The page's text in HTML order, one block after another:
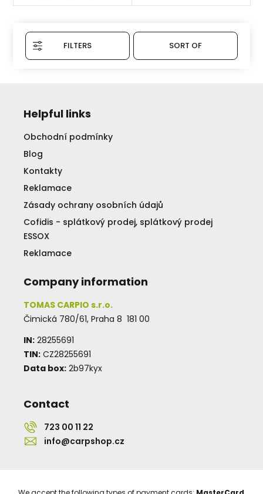
FILTERS SORT OF
Helpful links
Obchodní podmínky
Blog
Kontakty
Reklamace
Zásady ochrany osobních údajů
Cofidis - splátkový prodej, splátkový prodej
ESSOX
Reklamace
Company information
TOMAS CARPIO s.r.o.
Čimická 780/61, Praha 8 181 00
IN: 28255691
TIN: CZ28255691
Data box: 2b97kyx
Contact
723 00 11 22
info@carpshop.cz